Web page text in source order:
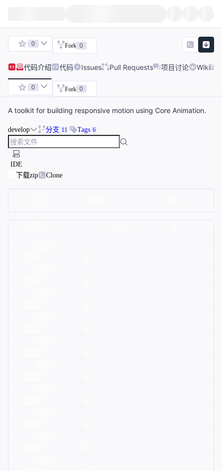
0 Fork 0
代码介绍 代码 Issues Pull Requests 项目讨论 Wiki
0 Fork 0
A toolkit for building responsive motion using Core Animation.
develop 分支 11 Tags 6
IDE
下载zip
Clone